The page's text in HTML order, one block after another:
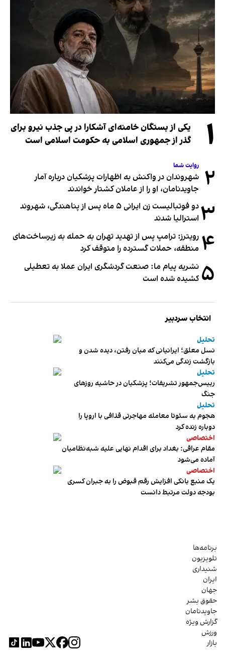
۱
یکی از بستگان خامنه‌ای آشکارا در پی جذب نیرو برای
گذر از جمهوری اسلامی به حکومت اسلامی است
۲ روایت شما
شهروندان در واکنش به اظهارات پزشکیان درباره آمار
جاویدنامان، او را از عاملان کشتار خواندند
۳
دو فوتبالیست زن ایرانی ۵ ماه پس از پناهندگی، شهروند
استرالیا شدند
۴ رویترز: ترامپ پس از تهدید تهران به حمله به زیرساخت‌های
منطقه، حملات گسترده را متوقف کرد
۵ نشریه پیام ما: صنعت گردشگری ایران عملا به تعطیلی
کشیده شده است
انتخاب سردبیر
تحلیل
نسل معلق؛ ایرانیانی که میان رفتن، دیده شدن و
بازگشت زندگی می‌کنند
تحلیل
رییس‌جمهور تشریفات؛ پزشکیان در حاشیه روزهای
جنگ
تحلیل
هجوم به سئوتا معامله مهاجرتی قذافی با اروپا را
دوباره زنده کرد
اختصاصی
مقام عراقی: بغداد برای اقدام نهایی علیه شبه‌نظامیان
آماده می‌شود
اختصاصی
یک منبع بانکی افزایش رقم قبوض را به جبران کسری
بودجه دولت مرتبط دانست
برنامه‌ها
تلویزیون
شنیداری
ایران
جهان
حقوق بشر
جاویدنامان
گزارش ویژه
ورزش
بازار